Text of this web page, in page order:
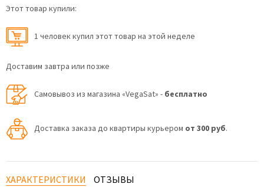
Этот товар купили:
1 человек купил этот товар на этой неделе
Доставим завтра или позже
Самовывоз из магазина «VegaSat» - бесплатно
Доставка заказа до квартиры курьером от 300 руб.
ХАРАКТЕРИСТИКИ ОТЗЫВЫ